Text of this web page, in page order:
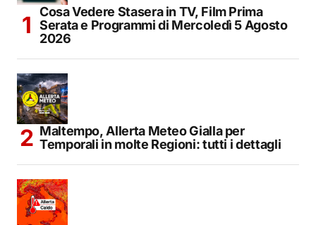
Cosa Vedere Stasera in TV, Film Prima
Serata e Programmi di Mercoledì 5 Agosto
2026
Maltempo, Allerta Meteo Gialla per
Temporali in molte Regioni: tutti i dettagli